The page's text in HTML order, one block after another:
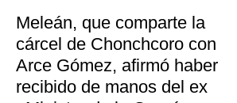
Meleán, que comparte la
cárcel de Chonchcoro con
Arce Gómez, afirmó haber
recibido de manos del ex